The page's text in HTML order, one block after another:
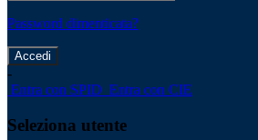
Password dimenticata?
-
Entra con SPID Entra con CIE
Seleziona utente